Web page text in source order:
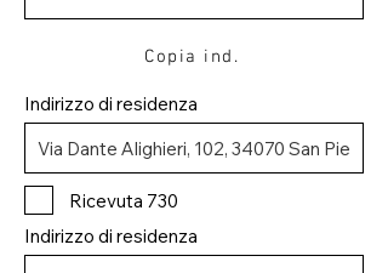
Copia ind.
Indirizzo di residenza
Ricevuta 730
Indirizzo di residenza